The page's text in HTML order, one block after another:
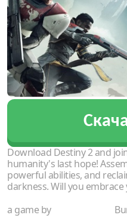
Download Destiny 2 and
humanity's last hope!
powerful abilities, and
darkness. Will you
a game by